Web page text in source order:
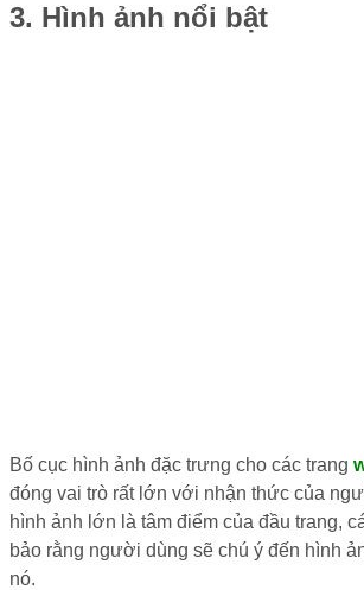
3. Hình ảnh nổi bật
Bố cục hình ảnh đặc trưng cho các trang
đóng vai trò rất lớn với nhận thức của
hình ảnh lớn là tâm điểm của đầu trang,
bảo rằng người dùng sẽ chú ý đến hình
nó.